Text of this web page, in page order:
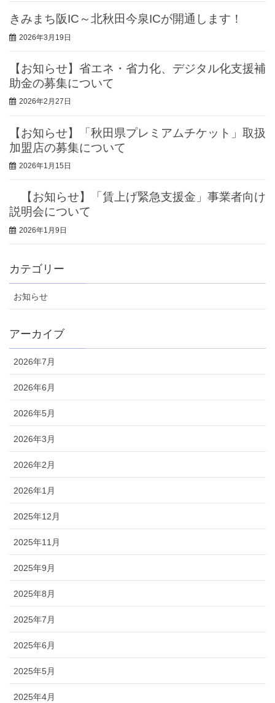
きみまち阪IC～北秋田今泉ICが開通します！
2026年3月19日
【お知らせ】省エネ・省力化、デジタル化支援補
助金の募集について
2026年2月27日
【お知らせ】「秋田県プレミアムチケット」取扱
加盟店の募集について
2026年1月15日
【お知らせ】「賃上げ緊急支援金」事業者向け
説明会について
2026年1月9日
カテゴリー
お知らせ
アーカイブ
2026年7月
2026年6月
2026年5月
2026年3月
2026年2月
2026年1月
2025年12月
2025年11月
2025年9月
2025年8月
2025年7月
2025年6月
2025年5月
2025年4月